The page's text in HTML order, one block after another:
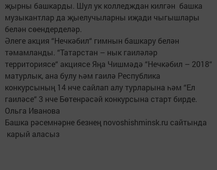
җырны башкарды. Шул ук колледждан килгән башка
музыкантлар да җыелучыларны иҗади чыгышлары
белән сөендерделәр.
Әлеге акция “Нечкәбил“ гимнын башкару белән
тәмамланды. “Татарстан – нык гаиләләр
территориясе“ акциясе Яңа Чишмәдә “Нечкәбил – 2018“
матурлык, ана булу һәм гаилә Республика
конкурсының 14 нче сайлап алу турларына һәм “Ел
гаиләсе“ 3 нче Бөтенрәсәй конкурсына старт бирде.
Ольга Иванова
Башка рәсемнәрне безнең novoshishminsk.ru сайтында
карый аласыз